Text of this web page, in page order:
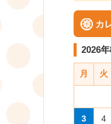
カ
2026年
月 火
3 4